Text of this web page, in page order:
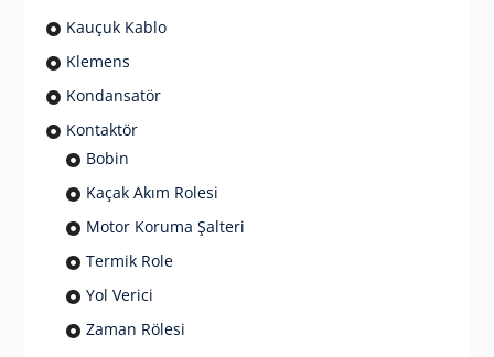
Kauçuk Kablo
Klemens
Kondansatör
Kontaktör
Bobin
Kaçak Akım Rolesi
Motor Koruma Şalteri
Termik Role
Yol Verici
Zaman Rölesi